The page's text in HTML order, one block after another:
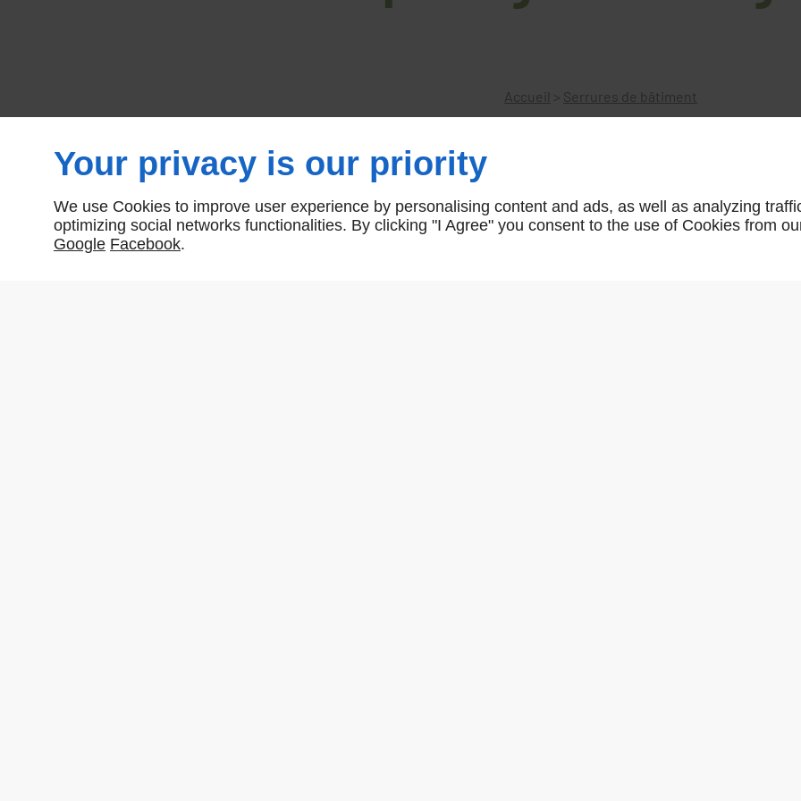
Accueil > Serrures de bâtiment
Crémone menuiserie
Your privacy is our priority
We use Cookies to improve user experience by personalising content and ads, as well as analyzing
optimizing social networks functionalities. By clicking "I Agree" you consent to the use of Cookies from
Google Facebook.